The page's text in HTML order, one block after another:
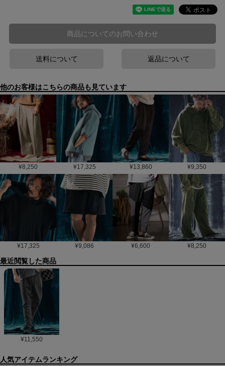
商品についてのお問い合わせ
送料について 返品について
他のお客様はこちらの商品も見ています
¥8,250 ¥17,325 ¥13,860 ¥9,350
¥17,325 ¥9,086 ¥6,600 ¥8,250
最近閲覧した商品
¥11,550